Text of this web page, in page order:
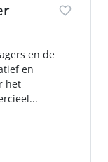
en de
en
het